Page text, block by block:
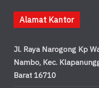
Alamat Kantor
Jl. Raya Narogong Kp
Nambo, Kec.
Barat 16710